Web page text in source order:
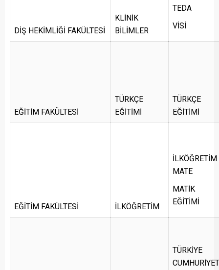
DİŞ HEKİMLİĞİ FAKÜLTESİ
KLİNİK
BİLİMLER
TEDA
VİSİ
EĞİTİM FAKÜLTESİ
TÜRKÇE
EĞİTİMİ
TÜRKÇE
EĞİTİMİ
EĞİTİM FAKÜLTESİ İLKÖĞRETİM
İLKÖĞRETİM
MATE
MATİK
EĞİTİMİ
TÜRKİYE